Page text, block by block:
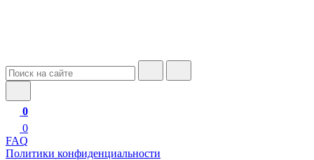
0
0
FAQ
Политики конфиденциальности